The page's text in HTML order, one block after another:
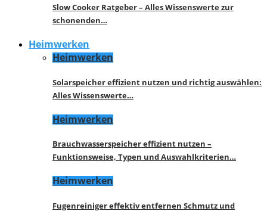
Slow Cooker Ratgeber – Alles Wissenswerte zur
schonenden…
Heimwerken
Heimwerken
Solarspeicher effizient nutzen und richtig auswählen:
Alles Wissenswerte…
Heimwerken
Brauchwasserspeicher effizient nutzen –
Funktionsweise, Typen und Auswahlkriterien…
Heimwerken
Fugenreiniger effektiv entfernen Schmutz und